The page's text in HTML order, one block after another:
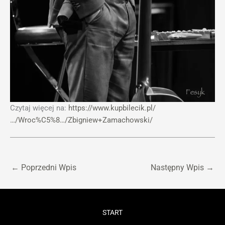
Czytaj więcej na: https://www.kupbilecik.pl/
…/Wroc%C5%8…/Zbigniew+Zamachowski/
← Poprzedni Wpis Następny Wpis →
START